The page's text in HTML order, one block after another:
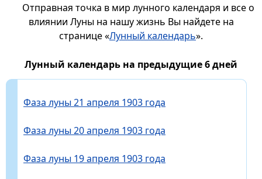
Отправная точка в мир лунного календаря и все о
влиянии Луны на нашу жизнь Вы найдете на
странице «Лунный календарь».
Лунный календарь на предыдущие 6 дней
Фаза луны 21 апреля 1903 года
Фаза луны 20 апреля 1903 года
Фаза луны 19 апреля 1903 года